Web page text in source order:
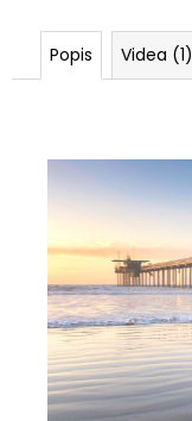
Popis Videa (1)